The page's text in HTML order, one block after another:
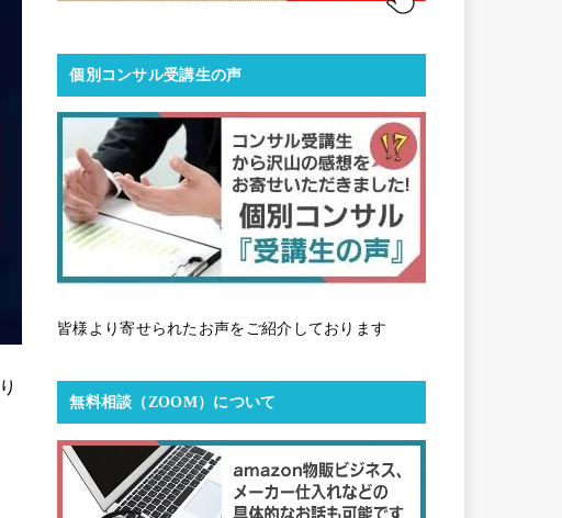
個別コンサル受講生の声
皆様より寄せられたお声をご紹介しております
無料相談（ZOOM）について